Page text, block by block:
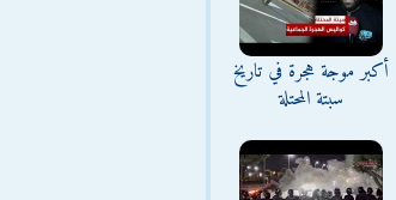
أكبر موجة هجرة في تاريخ
سبتة المحتلة